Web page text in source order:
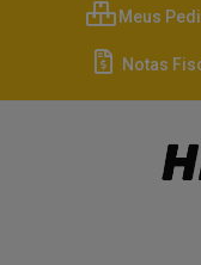
Meus
Notas